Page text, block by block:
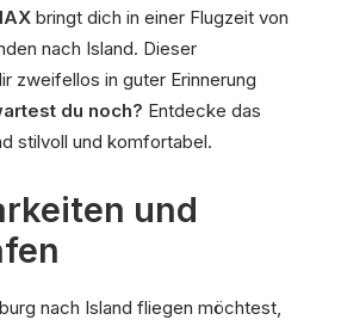
bringt dich in einer Flugzeit von
nach Island. Dieser
zweifellos in guter Erinnerung
du noch? Entdecke das
stilvoll und komfortabel.
und
nach Island fliegen möchtest,